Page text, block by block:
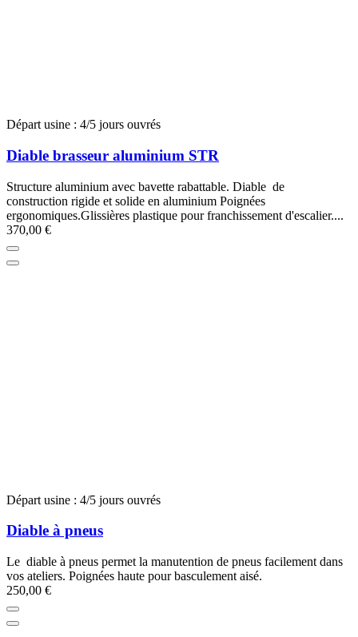
Départ usine : 4/5 jours ouvrés
Diable brasseur aluminium STR
Structure aluminium avec bavette rabattable. Diable de
construction rigide et solide en aluminium Poignées
ergonomiques.Glissières plastique pour franchissement d'escalier....
370,00 €
Départ usine : 4/5 jours ouvrés
Diable à pneus
Le diable à pneus permet la manutention de pneus facilement dans
vos ateliers. Poignées haute pour basculement aisé.
250,00 €